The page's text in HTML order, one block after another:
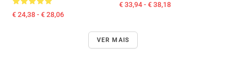
€ 24,38 - € 28,06
€ 33,94 - € 38,18
VER MAIS